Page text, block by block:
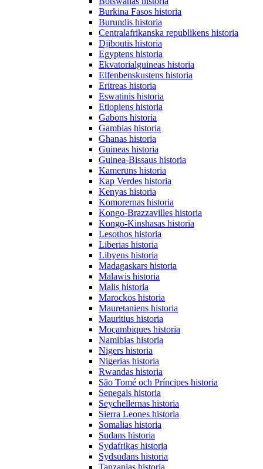
Burkina Fasos historia
Burundis historia
Centralafrikanska republikens historia
Djiboutis historia
Egyptens historia
Ekvatorialguineas historia
Elfenbenskustens historia
Eritreas historia
Eswatinis historia
Etiopiens historia
Gabons historia
Gambias historia
Ghanas historia
Guineas historia
Guinea-Bissaus historia
Kameruns historia
Kap Verdes historia
Kenyas historia
Komorernas historia
Kongo-Brazzavilles historia
Kongo-Kinshasas historia
Lesothos historia
Liberias historia
Libyens historia
Madagaskars historia
Malawis historia
Malis historia
Marockos historia
Mauretaniens historia
Mauritius historia
Moçambiques historia
Namibias historia
Nigers historia
Nigerias historia
Rwandas historia
São Tomé och Príncipes historia
Senegals historia
Seychellernas historia
Sierra Leones historia
Somalias historia
Sudans historia
Sydafrikas historia
Sydsudans historia
Tanzanias historia